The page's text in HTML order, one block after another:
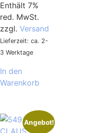
Enthält 7%
red. MwSt.
zzgl. Versand
Lieferzeit: ca. 2-
3 Werktage
In den
Warenkorb
Angebot!